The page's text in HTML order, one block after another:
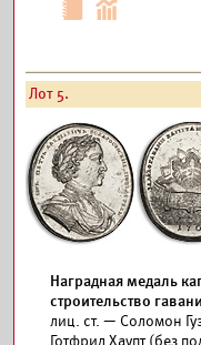
Лот 5.
Наградная медаль
строительство
лиц. ст. — Соломон
Готфрид Хаупт (без